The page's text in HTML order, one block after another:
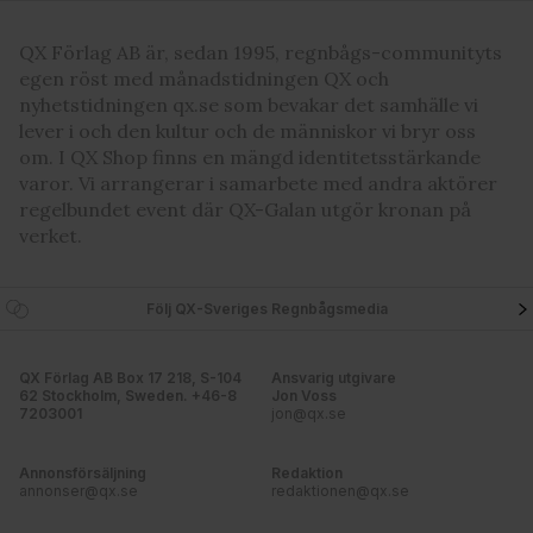
QX Förlag AB är, sedan 1995, regnbågs-communityts
egen röst med månadstidningen QX och
nyhetstidningen qx.se som bevakar det samhälle vi
lever i och den kultur och de människor vi bryr oss
om. I QX Shop finns en mängd identitetsstärkande
varor. Vi arrangerar i samarbete med andra aktörer
regelbundet event där QX-Galan utgör kronan på
verket.
Följ QX-Sveriges Regnbågsmedia
QX Förlag AB Box 17 218, S-104
62 Stockholm, Sweden. +46-8
7203001
Ansvarig utgivare
Jon Voss
jon@qx.se
Annonsförsäljning
annonser@qx.se
Redaktion
redaktionen@qx.se